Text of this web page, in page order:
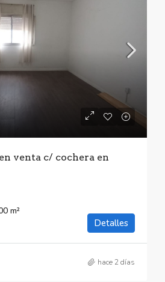
venta c/ cochera en
m²
Detalles
hace 2 días